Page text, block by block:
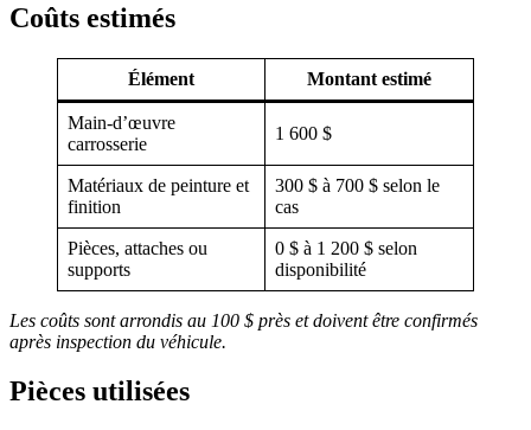
Coûts estimés
Élément Montant estimé
Main-d’œuvre
carrosserie
1 600 $
Matériaux de peinture et
finition
300 $ à 700 $ selon le
cas
Pièces, attaches ou
supports
0 $ à 1 200 $ selon
disponibilité
Les coûts sont arrondis au 100 $ près et doivent être confirmés
après inspection du véhicule.
Pièces utilisées